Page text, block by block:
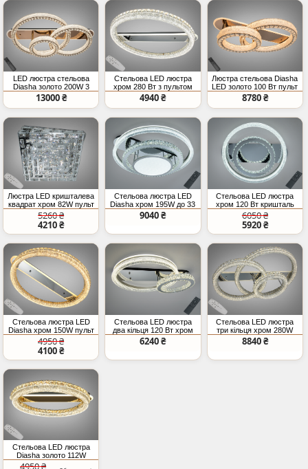
LED люстра стельова
Diasha золото 200W 3
кільця з пультом
13000 ₴
Стельова LED люстра
хром 280 Вт з пультом
4940 ₴
Люстра стельова Diasha
LED золото 100 Вт пульт
8780 ₴
Люстра LED кришталева
квадрат хром 82W пульт
5260 ₴
4210 ₴
Стельова люстра LED
Diasha хром 195W до 33
м²
9040 ₴
Стельова LED люстра
хром 120 Вт кришталь
пульт
6050 ₴
5920 ₴
Стельова люстра LED
Diasha хром 150W пульт
4950 ₴
4100 ₴
Стельова LED люстра
два кільця 120 Вт хром
6240 ₴
Стельова LED люстра
три кільця хром 280W
пульт
8840 ₴
Стельова LED люстра
Diasha золото 112W
пульт
4950 ₴